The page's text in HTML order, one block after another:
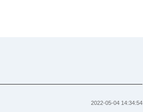
2022-05-04 14:34:54